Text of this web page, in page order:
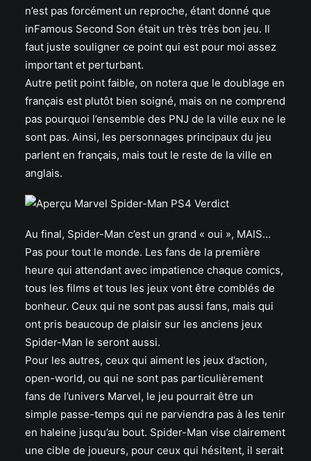
n’est pas forcément un reproche, étant donné que
inFamous Second Son était un très très bon jeu. Il
faut juste souligner ce point qui est pour moi assez
important et perturbant.
Autre petit point faible, on notera que le doublage en
français est plutôt bien soigné, mais on ne comprend
pas pourquoi l’ensemble des PNJ de la ville eux ne le
sont pas. Ainsi, les personnages principaux du jeu
parlent en français, mais tout le reste de la ville en
anglais.
Au final, Spider-Man c’est un grand « oui », MAIS…
Pas pour tout le monde. Les fans de la première
heure qui attendant avec impatience chaque comics,
tous les films et tous les jeux vont être comblés de
bonheur. Ceux qui ne sont pas aussi fans, mais qui
ont pris beaucoup de plaisir sur les anciens jeux
Spider-Man le seront aussi.
Pour les autres, ceux qui aiment les jeux d’action,
open-world, ou qui ne sont pas particulièrement
fans de l’univers Marvel, le jeu pourrait être un
simple passe-temps qui ne parviendra pas à les tenir
en haleine jusqu’au bout. Spider-Man vise clairement
une cible de joueurs, pour ceux qui hésitent, il serait